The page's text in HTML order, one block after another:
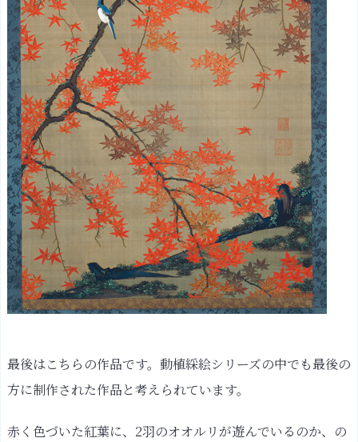
最後はこちらの作品です。動植綵絵シリーズの中でも最後の
方に制作された作品と考えられています。
赤く色づいた紅葉に、2羽のオオルリが遊んでいるのか、の